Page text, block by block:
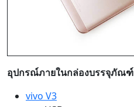
อุปกรณ์ภายในกล่องบรรจุภัณฑ์
vivo V3